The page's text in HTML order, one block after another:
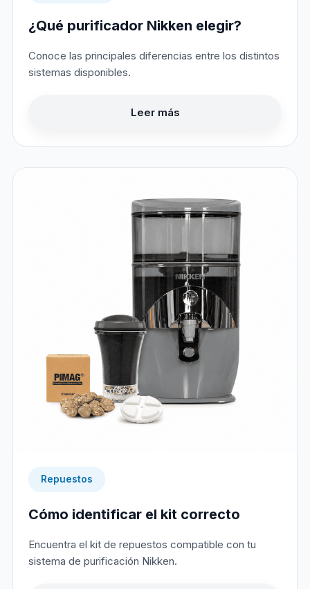
¿Qué purificador Nikken elegir?
Conoce las principales diferencias entre los distintos
sistemas disponibles.
Leer más
Repuestos
Cómo identificar el kit correcto
Encuentra el kit de repuestos compatible con tu
sistema de purificación Nikken.